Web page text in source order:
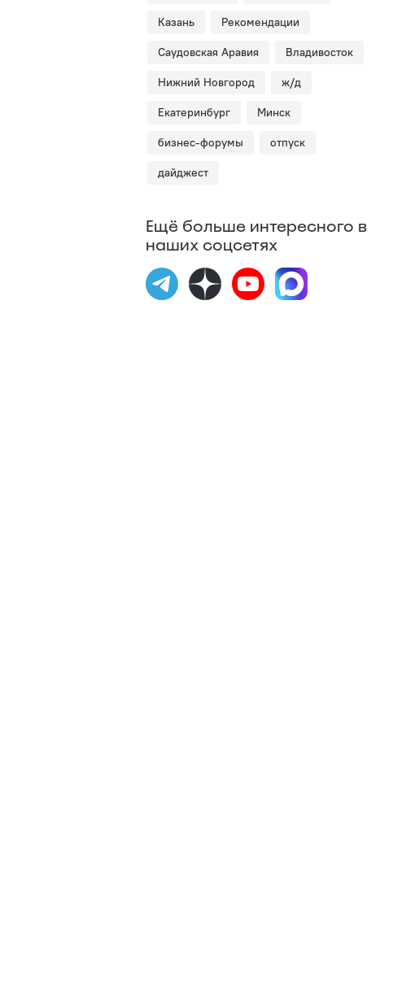
Казань Рекомендации
Саудовская Аравия Владивосток
Нижний Новгород ж/д
Екатеринбург Минск
бизнес-форумы отпуск
дайджест
Ещё больше интересного в
наших соцсетях